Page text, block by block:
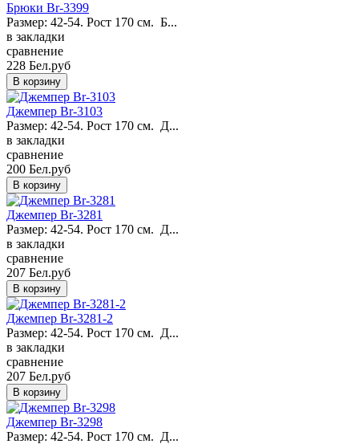
Брюки Br-3399
Размер: 42-54. Рост 170 см. Б...
в закладки
сравнение
228 Бел.руб
Джемпер Br-3103
Размер: 42-54. Рост 170 см. Д...
в закладки
сравнение
200 Бел.руб
Джемпер Br-3281
Размер: 42-54. Рост 170 см. Д...
в закладки
сравнение
207 Бел.руб
Джемпер Br-3281-2
Размер: 42-54. Рост 170 см. Д...
в закладки
сравнение
207 Бел.руб
Джемпер Br-3298
Размер: 42-54. Рост 170 см. Д...